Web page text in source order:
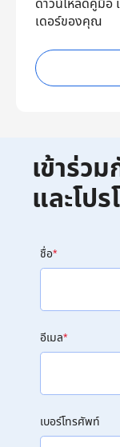
ดาวน์โหลดคู่มือ
เดอร์ของคุณ
เข้าร่ว
และโป
ชื่อ*
อีเมล*
เบอร์โทรศัพท์